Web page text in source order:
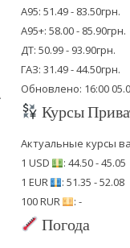
А95: 51.49 - 83.50грн.
А95+: 58.00 - 85.90грн.
ДТ: 50.99 - 93.90грн.
ГАЗ: 31.49 - 44.50грн.
Обновлено: 16:00
Курсы
Актуальные курсы
1 USD
: 44.50 - 45.05
1 EUR
: 51.35 - 52.08
100 RUR
: -
Погода